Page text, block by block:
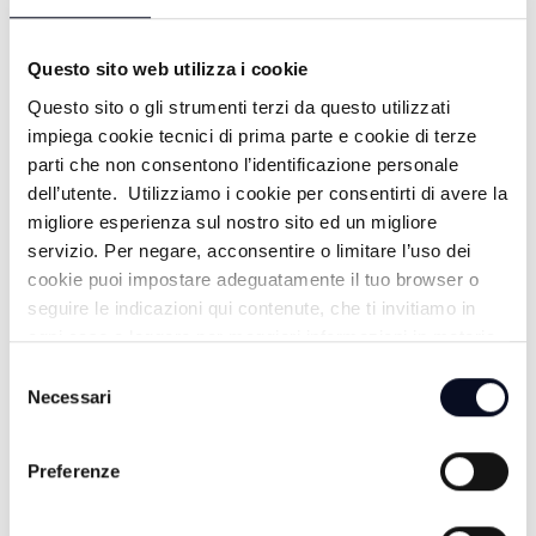
Questo sito web utilizza i cookie
Questo sito o gli strumenti terzi da questo utilizzati
impiega cookie tecnici di prima parte e cookie di terze
parti che non consentono l’identificazione personale
dell’utente. Utilizziamo i cookie per consentirti di avere la
migliore esperienza sul nostro sito ed un migliore
servizio. Per negare, acconsentire o limitare l’uso dei
cookie puoi impostare adeguatamente il tuo browser o
seguire le indicazioni qui contenute, che ti invitiamo in
ogni caso a leggere per maggiori informazioni in materia
delNecessari
Preferenze
PUNTA MARINA: PUNTA ALL'ARTE -
18/07/2026
20 GIORNI FA
M. MARITTIMA: NUOVA CLUB HOUSE
- 16/07/2026